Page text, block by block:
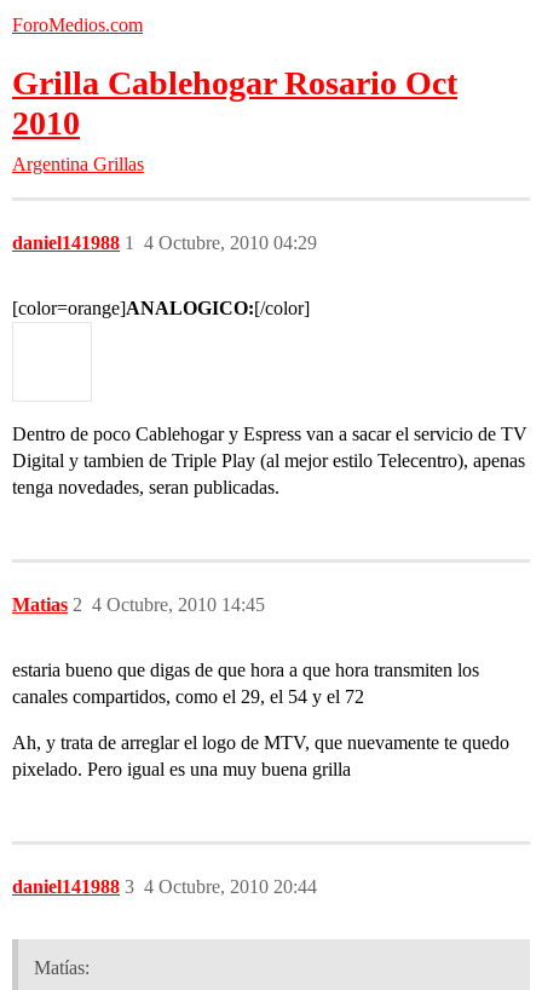
ForoMedios.com
Grilla Cablehogar Rosario Oct
2010
Argentina Grillas
daniel141988 4 Octubre, 2010 04:29
1
[color=orange]ANALOGICO:[/color]
Dentro de poco Cablehogar y Espress van a sacar el servicio de TV
Digital y tambien de Triple Play (al mejor estilo Telecentro), apenas
tenga novedades, seran publicadas.
Matias 4 Octubre, 2010 14:45
2
estaria bueno que digas de que hora a que hora transmiten los
canales compartidos, como el 29, el 54 y el 72
Ah, y trata de arreglar el logo de MTV, que nuevamente te quedo
pixelado. Pero igual es una muy buena grilla
daniel141988 4 Octubre, 2010 20:44
3
Matías: